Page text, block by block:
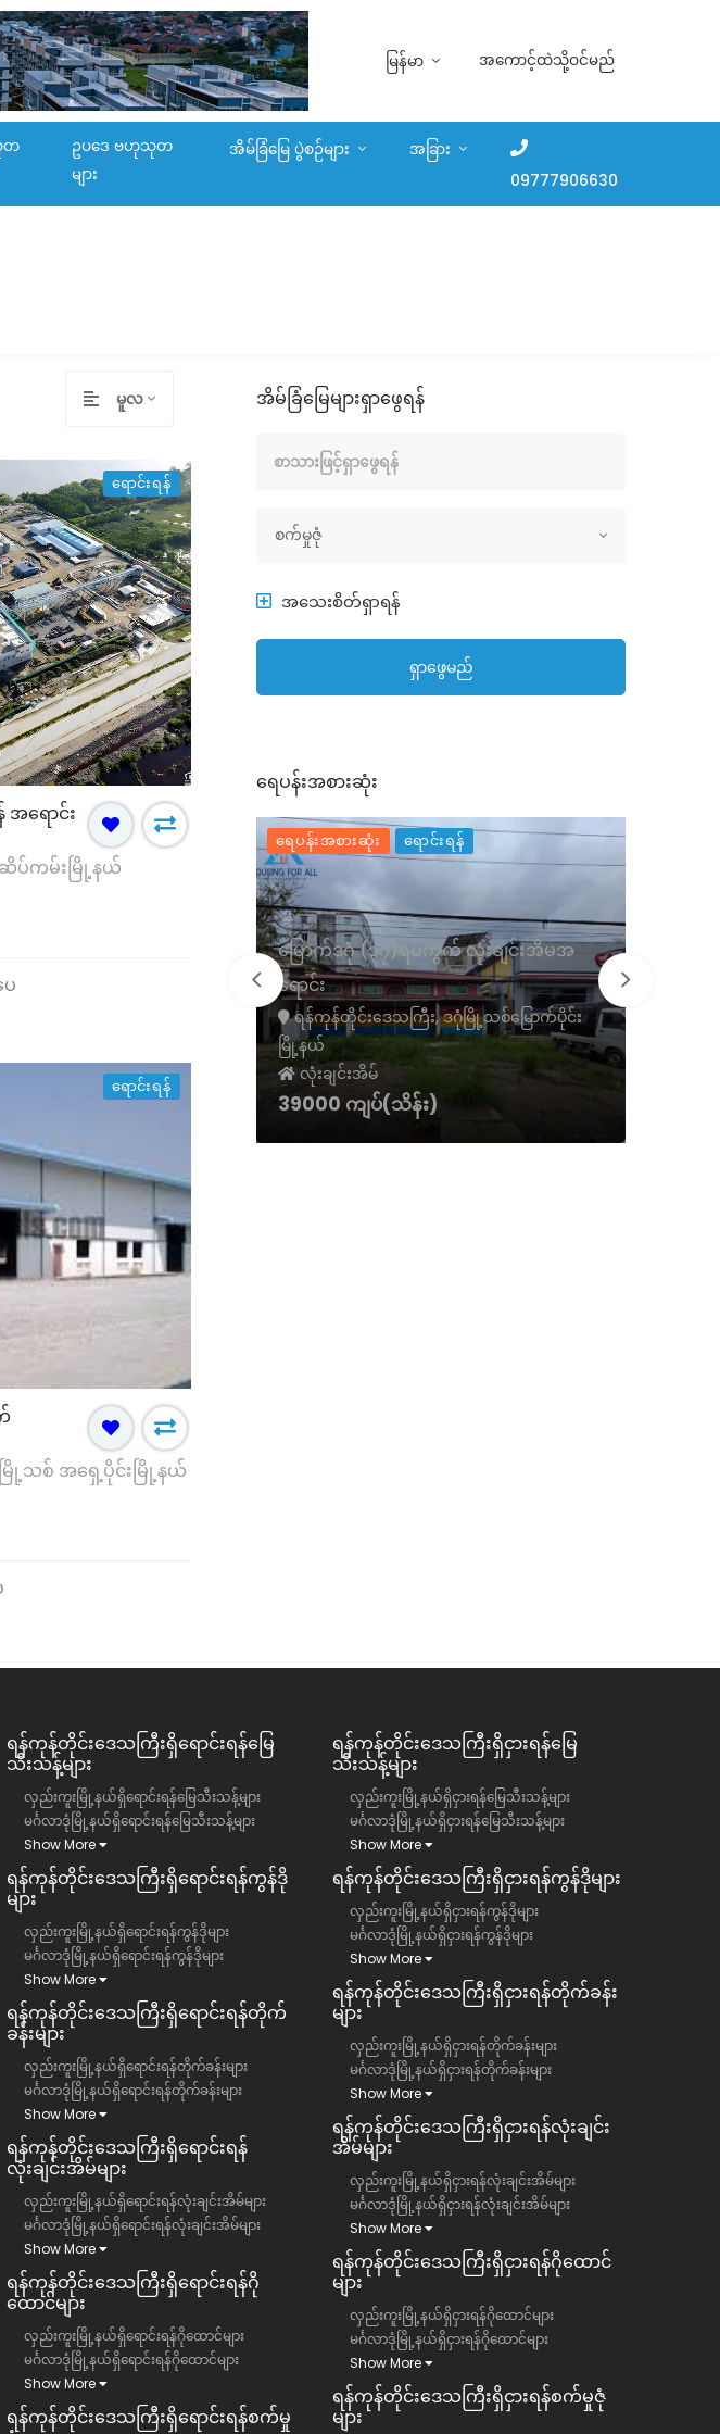
မြန်မာ အကောင့်ထဲသို့ဝင်မည်
တ
ဥပဒေ ဗဟုသုတ
များ
အိမ်ခြံမြေ ပွဲစဉ်များ
အခြား
09777906630
မူလ
ရောင်းရန်
ရောင်း
ဆိပ်ကမ်းမြို့နယ်
ရောင်းရန်
ြို့သစ် အရှေ့ပိုင်းမြို့နယ်
အိမ်ခြံမြေများရှာဖွေရန်
စာသားဖြင့်ရှာဖွေရန်
အိမ်အမျိုးအစား
စက်မှုဇုံ
အသေးစိတ်ရှာရန်
ရှာဖွေမည်
ရေပန်းအစားဆုံး
ရောင်းရန်
၃၀)ရပ်ကွက် လုံးချင်းတိုက်အိမ်
ရေပန်းအစားဆုံး ရောင်းရန်
မြောက်ဒဂုံ (၃၇)ရပ်ကွက် လုံးချင်းအိမအ
ရောင်း
ရန်ကုန်တိုင်းဒေသကြီး, ဒဂုံမြို့သစ်မြောက်ပိုင်း
မြို့နယ်
လုံးချင်းအိမ်
39000 ကျပ်(သိန်း)
ရန်ကုန်တိုင်းဒေသကြီး​ရှိရောင်းရန်မြေ
သီးသန့်များ
လှည်းကူးမြို့နယ်ရှိရောင်းရန်မြေသီးသန့်များ
မင်္ဂလာဒုံမြို့နယ်ရှိရောင်းရန်မြေသီးသန့်များ
Show More
ရန်ကုန်တိုင်းဒေသကြီး​ရှိရောင်းရန်ကွန်ဒို
များ
လှည်းကူးမြို့နယ်ရှိရောင်းရန်ကွန်ဒိုများ
မင်္ဂလာဒုံမြို့နယ်ရှိရောင်းရန်ကွန်ဒိုများ
Show More
ရန်ကုန်တိုင်းဒေသကြီး​ရှိရောင်းရန်တိုက်
ခန်းများ
လှည်းကူးမြို့နယ်ရှိရောင်းရန်တိုက်ခန်းများ
မင်္ဂလာဒုံမြို့နယ်ရှိရောင်းရန်တိုက်ခန်းများ
Show More
ရန်ကုန်တိုင်းဒေသကြီး​ရှိရောင်းရန်
လုံးချင်းအိမ်များ
လှည်းကူးမြို့နယ်ရှိရောင်းရန်လုံးချင်းအိမ်များ
မင်္ဂလာဒုံမြို့နယ်ရှိရောင်းရန်လုံးချင်းအိမ်များ
Show More
ရန်ကုန်တိုင်းဒေသကြီး​ရှိရောင်းရန်ဂို
ထောင်များ
လှည်းကူးမြို့နယ်ရှိရောင်းရန်ဂိုထောင်များ
မင်္ဂလာဒုံမြို့နယ်ရှိရောင်းရန်ဂိုထောင်များ
Show More
ရန်ကုန်တိုင်းဒေသကြီး​ရှိရောင်းရန်စက်မှု
ရန်ကုန်တိုင်းဒေသကြီး​​ရှိငှားရန်မြေ
သီးသန့်များ
လှည်းကူးမြို့နယ်ရှိငှားရန်မြေသီးသန့်များ
မင်္ဂလာဒုံမြို့နယ်ရှိငှားရန်မြေသီးသန့်များ
Show More
ရန်ကုန်တိုင်းဒေသကြီး​​ရှိငှားရန်ကွန်ဒိုများ
လှည်းကူးမြို့နယ်ရှိငှားရန်ကွန်ဒိုများ
မင်္ဂလာဒုံမြို့နယ်ရှိငှားရန်ကွန်ဒိုများ
Show More
ရန်ကုန်တိုင်းဒေသကြီး​​ရှိငှားရန်တိုက်ခန်း
များ
လှည်းကူးမြို့နယ်ရှိငှားရန်တိုက်ခန်းများ
မင်္ဂလာဒုံမြို့နယ်ရှိငှားရန်တိုက်ခန်းများ
Show More
ရန်ကုန်တိုင်းဒေသကြီး​​ရှိငှားရန်လုံးချင်း
အိမ်များ
လှည်းကူးမြို့နယ်ရှိငှားရန်လုံးချင်းအိမ်များ
မင်္ဂလာဒုံမြို့နယ်ရှိငှားရန်လုံးချင်းအိမ်များ
Show More
ရန်ကုန်တိုင်းဒေသကြီး​​ရှိငှားရန်ဂိုထောင်
များ
လှည်းကူးမြို့နယ်ရှိငှားရန်ဂိုထောင်များ
မင်္ဂလာဒုံမြို့နယ်ရှိငှားရန်ဂိုထောင်များ
Show More
ရန်ကုန်တိုင်းဒေသကြီး​​ရှိငှားရန်စက်မှုဇုံ
များ